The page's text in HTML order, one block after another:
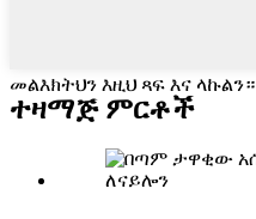
መልእክትህን እዚህ ጻፍ እና ላኩልን።
ተዛማጅ ምርቶች